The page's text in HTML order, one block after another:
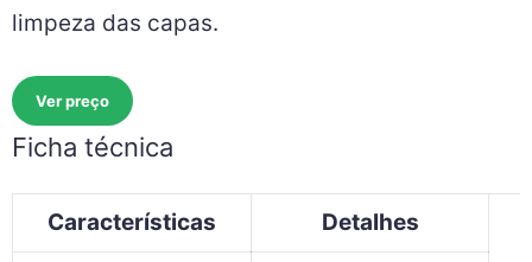
limpeza das capas.
Ver preço
Ficha técnica
Características Detalhes